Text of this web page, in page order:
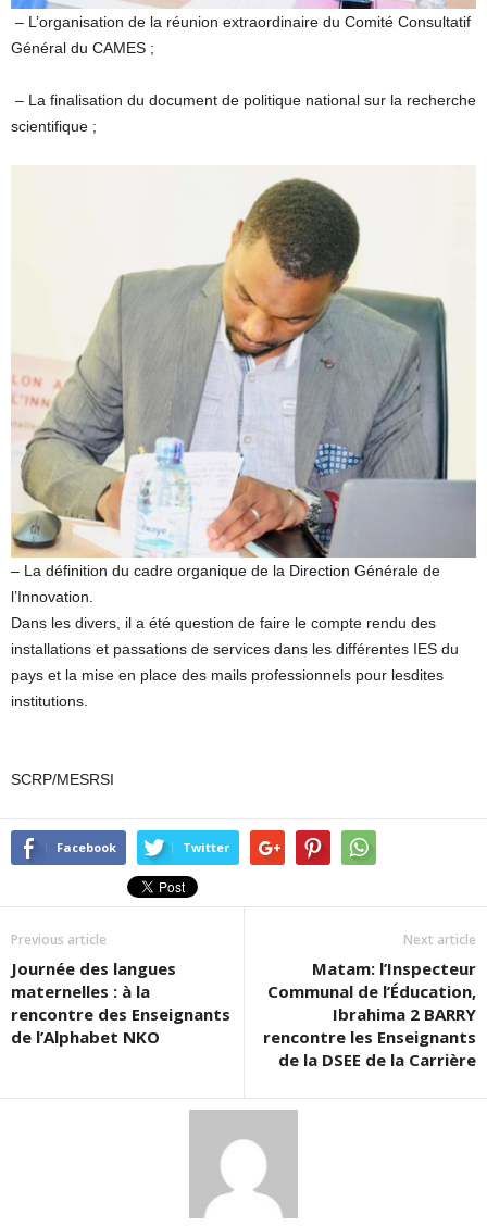
– L’organisation de la réunion extraordinaire du Comité Consultatif
Général du CAMES ;
– La finalisation du document de politique national sur la recherche
scientifique ;
– La définition du cadre organique de la Direction Générale de
l’Innovation.
Dans les divers, il a été question de faire le compte rendu des
installations et passations de services dans les différentes IES du
pays et la mise en place des mails professionnels pour lesdites
institutions.
SCRP/MESRSI
Facebook Twitter
Previous article
Journée des langues
maternelles : à la
rencontre des Enseignants
de l’Alphabet NKO
Next article
Matam: l’Inspecteur
Communal de l’Éducation,
Ibrahima 2 BARRY
rencontre les Enseignants
de la DSEE de la Carrière